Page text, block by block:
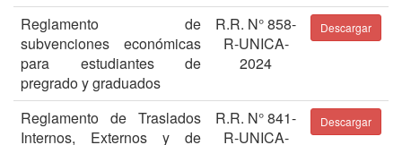
Reglamento de
subvenciones económicas
para estudiantes de
pregrado y graduados
R.R. N° 858-
R-UNICA-
2024
Descargar
Reglamento de Traslados
Internos, Externos y de
R.R. N° 841-
R-UNICA-
Descargar